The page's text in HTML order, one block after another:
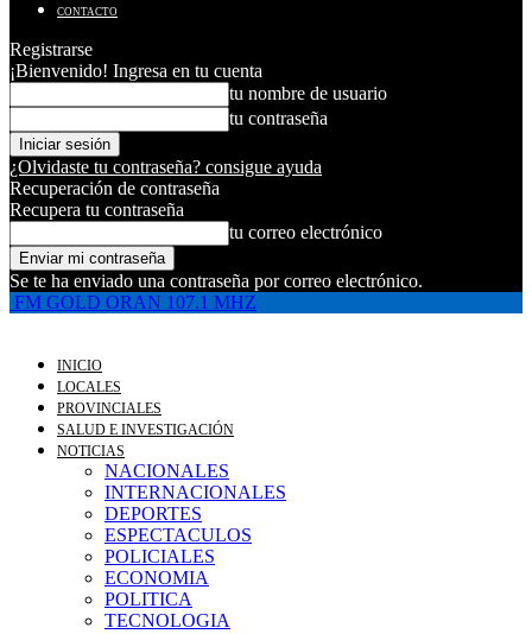
CONTACTO
Registrarse
¡Bienvenido! Ingresa en tu cuenta
tu nombre de usuario
tu contraseña
¿Olvidaste tu contraseña? consigue ayuda
Recuperación de contraseña
Recupera tu contraseña
tu correo electrónico
Se te ha enviado una contraseña por correo electrónico.
FM GOLD ORAN 107.1 MHZ
INICIO
LOCALES
PROVINCIALES
SALUD E INVESTIGACIÓN
NOTICIAS
NACIONALES
INTERNACIONALES
DEPORTES
ESPECTACULOS
POLICIALES
ECONOMIA
POLITICA
TECNOLOGIA